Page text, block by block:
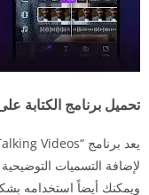
تحميل برنامج الكتابة
لإضافة التسميات
ويمكنك أيضاً استخدامه